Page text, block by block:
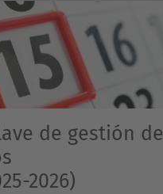
de gestión de
2026)